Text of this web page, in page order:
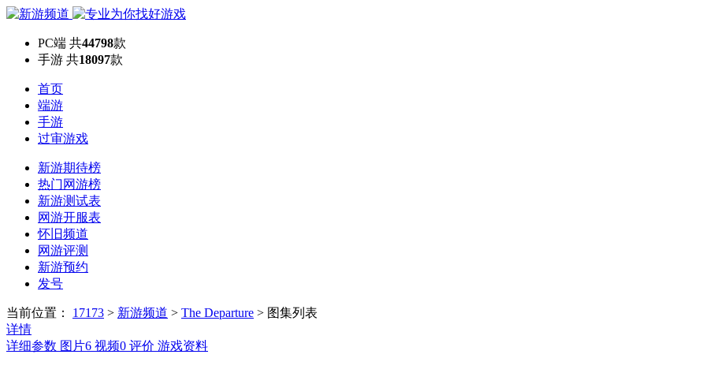
PC端 共44798款
手游 共18097款
首页
端游
手游
过审游戏
新游期待榜
热门网游榜
新游测试表
网游开服表
怀旧频道
网游评测
新游预约
发号
当前位置： 17173 > 新游频道 > The Departure > 图集列表
详情
详细参数 图片6 视频0 评价 游戏资料